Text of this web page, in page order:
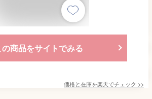
の商品をサイトでみる
価格と在庫を楽天でチェック >>